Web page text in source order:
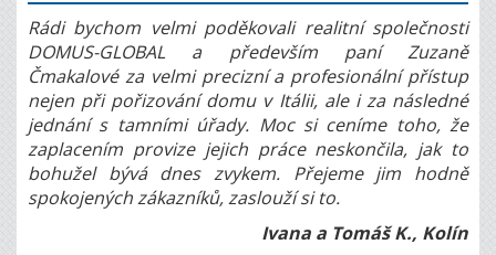
Rádi bychom velmi poděkovali realitní společnosti
DOMUS-GLOBAL a především paní Zuzaně
Čmakalové za velmi precizní a profesionální přístup
nejen při pořizování domu v Itálii, ale i za následné
jednání s tamními úřady. Moc si ceníme toho, že
zaplacením provize jejich práce neskončila, jak to
bohužel bývá dnes zvykem. Přejeme jim hodně
spokojených zákazníků, zaslouží si to.
Ivana a Tomáš K., Kolín